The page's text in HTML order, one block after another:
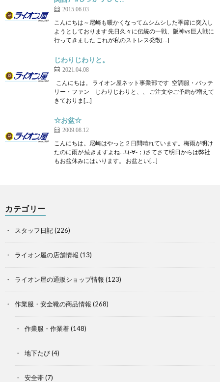
2015.06.03
こんにちは～尼崎も暖かくなってムシムシした季節に突入し
ようとしております 先日久々に伝統の一戦、阪神vs巨人戦に
行ってきました これが私のストレス発散[…]
じわりじわりと。
2021.04.08
こんにちは。 ライオン屋ネット事業部です 空調服・バッテ
リー・ファン じわりじわりと、、 ご注文やご予約が増えて
きておりま[…]
☆お盆☆
2009.08.12
こんにちは。尼崎はやっと２日間晴れています。梅雨が明け
たのに雨が 続きますよね…Σ(-∀-；)さてさて明日からは弊社
もお盆休みにはいります。 お盆とい[…]
カテゴリー
スタッフ日記(226)
ライオン屋の店舗情報 (13)
ライオン屋の通販ショップ情報 (123)
作業服・安全靴の商品情報 (268)
作業服・作業着(148)
地下たび(4)
安全帯(7)